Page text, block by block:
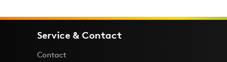
Service & Contact
Contact